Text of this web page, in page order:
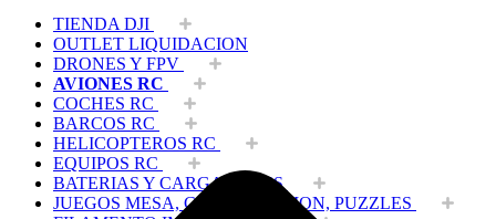
TIENDA DJI
OUTLET LIQUIDACION
DRONES Y FPV
AVIONES RC
COCHES RC
BARCOS RC
HELICOPTEROS RC
EQUIPOS RC
BATERIAS Y CARGADORES
JUEGOS MESA, CONSTRUCCION, PUZZLES